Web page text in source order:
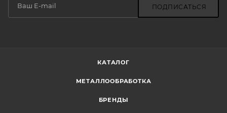
ПОДПИСАТЬСЯ
КАТАЛОГ
МЕТАЛЛООБРАБОТКА
БРЕНДЫ